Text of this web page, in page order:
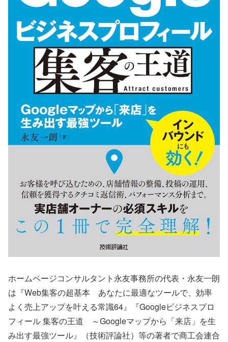
ホームページコンサルタント永友事務所の代表・永友一朗
は『Web集客の超基本 あなたに最適なツールで、効率
よく売上アップを叶える常識64』『Googleビジネスプロ
フィール 集客の王道 ～Googleマップから「来店」を生
み出す最強ツール』（技術評論社）等の著者で商工会連合